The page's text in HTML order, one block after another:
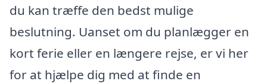
du kan træffe den bedst mulige
beslutning. Uanset om du planlægger en
kort ferie eller en længere rejse, er vi her
for at hjælpe dig med at finde en